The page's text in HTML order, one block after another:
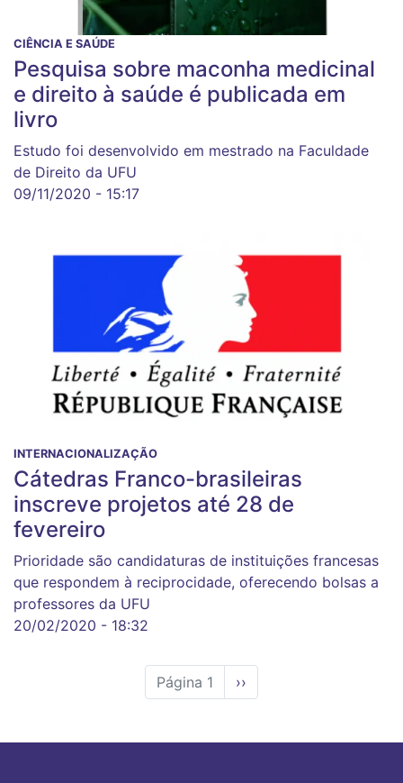
CIÊNCIA E SAÚDE
Pesquisa sobre maconha medicinal
e direito à saúde é publicada em
livro
Estudo foi desenvolvido em mestrado na Faculdade
de Direito da UFU
09/11/2020 - 15:17
INTERNACIONALIZAÇÃO
Cátedras Franco-brasileiras
inscreve projetos até 28 de
fevereiro
Prioridade são candidaturas de instituições francesas
que respondem à reciprocidade, oferecendo bolsas a
professores da UFU
20/02/2020 - 18:32
Página 1
Próxima
página
››